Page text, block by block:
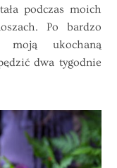
podczas moich
Po bardzo
moją ukochaną
dwa tygodnie